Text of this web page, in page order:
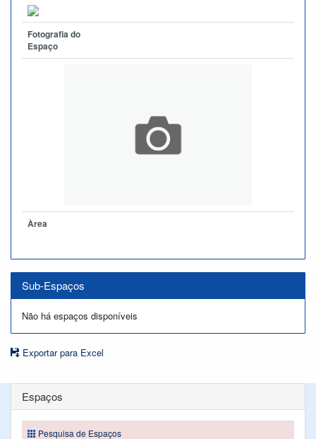
Fotografia do
Espaço
Àrea
Sub-Espaços
Não há espaços disponíveis
Exportar para Excel
Espaços
Pesquisa de Espaços